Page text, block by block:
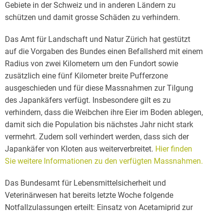
Gebiete in der Schweiz und in anderen Ländern zu
schützen und damit grosse Schäden zu verhindern.
Das Amt für Landschaft und Natur Zürich hat gestützt
auf die Vorgaben des Bundes einen Befallsherd mit einem
Radius von zwei Kilometern um den Fundort sowie
zusätzlich eine fünf Kilometer breite Pufferzone
ausgeschieden und für diese Massnahmen zur Tilgung
des Japankäfers verfügt. Insbesondere gilt es zu
verhindern, dass die Weibchen ihre Eier im Boden ablegen,
damit sich die Population bis nächstes Jahr nicht stark
vermehrt. Zudem soll verhindert werden, dass sich der
Japankäfer von Kloten aus weiterverbreitet. Hier finden
Sie weitere Informationen zu den verfügten Massnahmen.
Das Bundesamt für Lebensmittelsicherheit und
Veterinärwesen hat bereits letzte Woche folgende
Notfallzulassungen erteilt: Einsatz von Acetamiprid zur